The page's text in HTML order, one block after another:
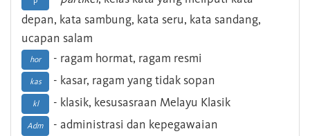
depan, kata sambung, kata seru, kata sandang,
ucapan salam
hor - ragam hormat, ragam resmi
kas - kasar, ragam yang tidak sopan
kl - klasik, kesusasraan Melayu Klasik
Adm - administrasi dan kepegawaian